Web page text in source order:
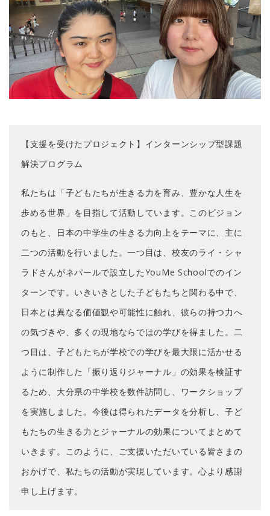
【支援を受けたプロジェクト】インターンシップ型課題
解決プログラム
私たちは「子どもたちが生きる力を育み、豊かな人生を
歩める世界」を目指して活動しています。このビジョン
のもと、日本の中学生の生きる力向上をテーマに、主に
二つの活動を行いました。一つ目は、校友のライ・シャ
ラドさんがネパールで設立したYouMe Schoolでのイン
ターンです。いきいきとした子どもたちと関わる中で、
日本とは異なる価値観や可能性に触れ、彼らの持つ力へ
の気づきや、多くの現地ならではの学びを得ました。二
つ目は、子どもたちが学校での学びを最大限に活かせる
ように制作した「振り返りジャーナル」の効果を検証す
るため、大分県の中学校を数件訪問し、ワークショップ
を実施しました。今後は得られたデータを分析し、子ど
もたちの生きる力とジャーナルの効果についてまとめて
いきます。このように、ご支援いただいている皆さまの
おかげで、私たちの活動が実現しています。心より感謝
申し上げます。